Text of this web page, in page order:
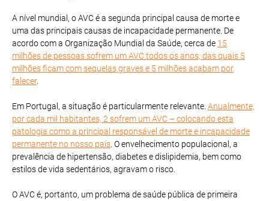
A nível mundial, o AVC é a segunda principal causa de morte e
uma das principais causas de incapacidade permanente. De
acordo com a Organização Mundial da Saúde, cerca de 15
milhões de pessoas sofrem um AVC todos os anos; das quais 5
milhões ficam com sequelas graves e 5 milhões acabam por
falecer.
Em Portugal, a situação é particularmente relevante. Anualmente,
por cada mil habitantes, 2 sofrem um AVC – colocando esta
patologia como a principal responsável de morte e incapacidade
permanente no nosso país . O envelhecimento populacional, a
prevalência de hipertensão, diabetes e dislipidemia, bem como
estilos de vida sedentários, agravam o risco.
O AVC é, portanto, um problema de saúde pública de primeira